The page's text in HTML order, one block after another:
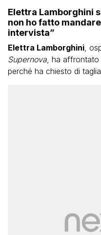
Elettra Lamborghini
non ho fatto
intervista”
Elettra Lamborghini,
Supernova, ha affrontato
perché ha chiesto di